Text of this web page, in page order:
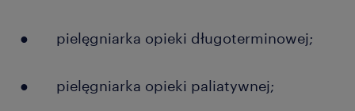
● pielęgniarka opieki długoterminowej;
● pielęgniarka opieki paliatywnej;